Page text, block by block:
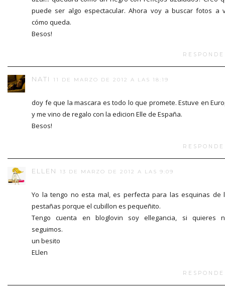
puede ser algo espectacular. Ahora voy a buscar fotos a
cómo queda.
Besos!
NATI 11 DE MARZO DE 2012 A LAS 18:19
doy fe que la mascara es todo lo que promete. Estuve en
y me vino de regalo con la edicion Elle de España.
Besos!
ELLEN 13 DE MARZO DE 2012 A LAS 9:09
Yo la tengo no esta mal, es perfecta para las esquinas de
pestañas porque el cubillon es pequeñito.
Tengo cuenta en bloglovin soy ellegancia, si quieres
seguimos.
un besito
ELlen